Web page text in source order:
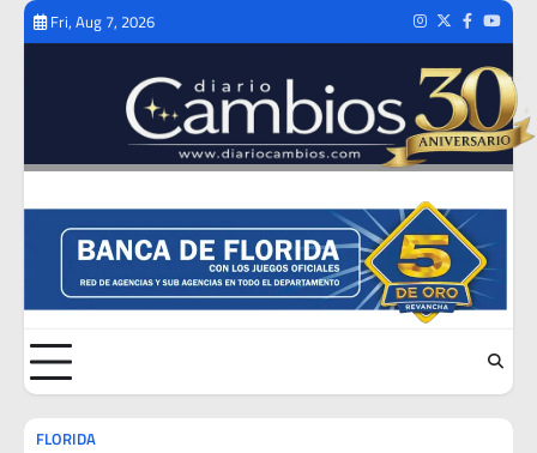
Skip
Fri, Aug 7, 2026 Instagram
TwitterFacebook
FLORIDA